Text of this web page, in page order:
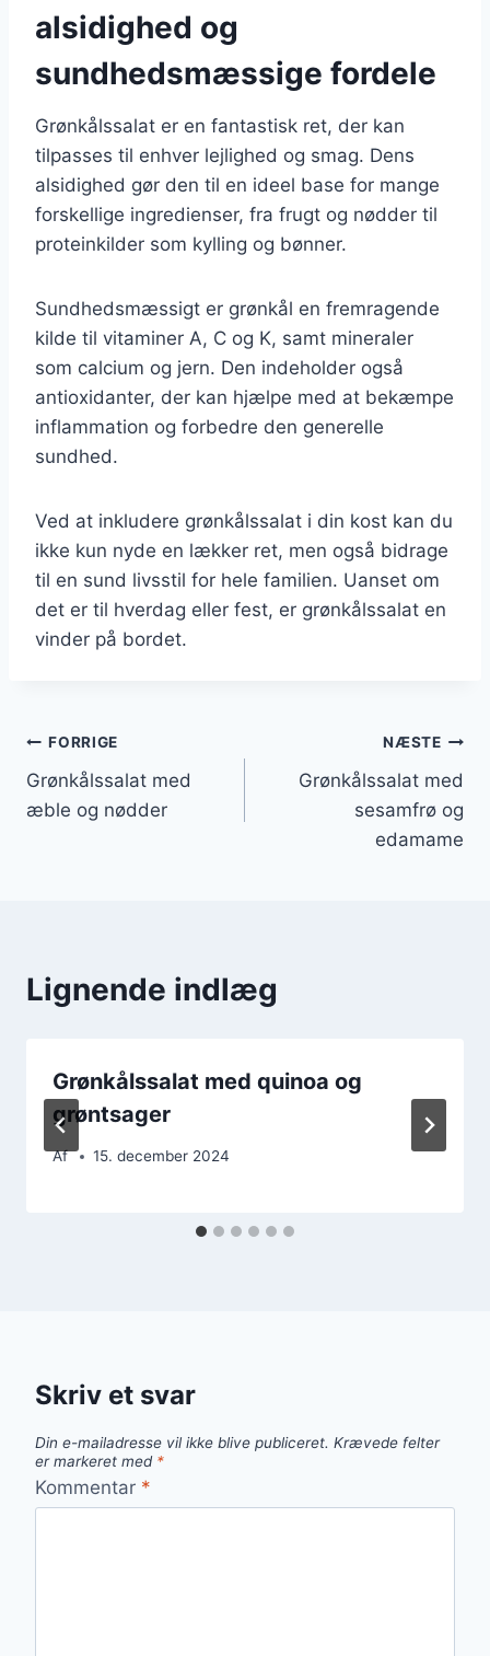
alsidighed og
sundhedsmæssige fordele
Grønkålssalat er en fantastisk ret, der kan
tilpasses til enhver lejlighed og smag. Dens
alsidighed gør den til en ideel base for mange
forskellige ingredienser, fra frugt og nødder til
proteinkilder som kylling og bønner.
Sundhedsmæssigt er grønkål en fremragende
kilde til vitaminer A, C og K, samt mineraler
som calcium og jern. Den indeholder også
antioxidanter, der kan hjælpe med at bekæmpe
inflammation og forbedre den generelle
sundhed.
Ved at inkludere grønkålssalat i din kost kan du
ikke kun nyde en lækker ret, men også bidrage
til en sund livsstil for hele familien. Uanset om
det er til hverdag eller fest, er grønkålssalat en
vinder på bordet.
Indlægsnavigation
FORRIGE
Grønkålssalat med
æble og nødder
NÆSTE
Grønkålssalat med
sesamfrø og
edamame
Lignende indlæg
Grønkålssalat med quinoa og
grøntsager
Af 15. december 2024
Skriv et svar
Din e-mailadresse vil ikke blive publiceret. Krævede felter
er markeret med *
Kommentar *